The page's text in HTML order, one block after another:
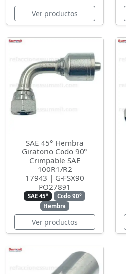
Ver productos
SAE 45° Hembra
Giratorio Codo 90°
Crimpable SAE
100R1/R2
17943 | G-FSX90
PO27891
SAE 45°
Codo 90°
Hembra
Ver productos